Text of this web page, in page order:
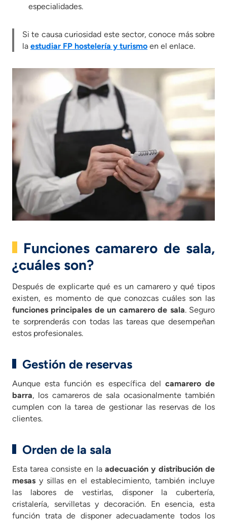
especialidades.
Si te causa curiosidad este sector, conoce más sobre
la estudiar FP hostelería y turismo en el enlace.
Funciones camarero de sala,
¿cuáles son?
Después de explicarte qué es un camarero y qué tipos
existen, es momento de que conozcas cuáles son las
funciones principales de un camarero de sala. Seguro
te sorprenderás con todas las tareas que desempeñan
estos profesionales.
Gestión de reservas
Aunque esta función es específica del camarero de
barra, los camareros de sala ocasionalmente también
cumplen con la tarea de gestionar las reservas de los
clientes.
Orden de la sala
Esta tarea consiste en la adecuación y distribución de
mesas y sillas en el establecimiento, también incluye
las labores de vestirlas, disponer la cubertería,
cristalería, servilletas y decoración. En esencia, esta
función trata de disponer adecuadamente todos los